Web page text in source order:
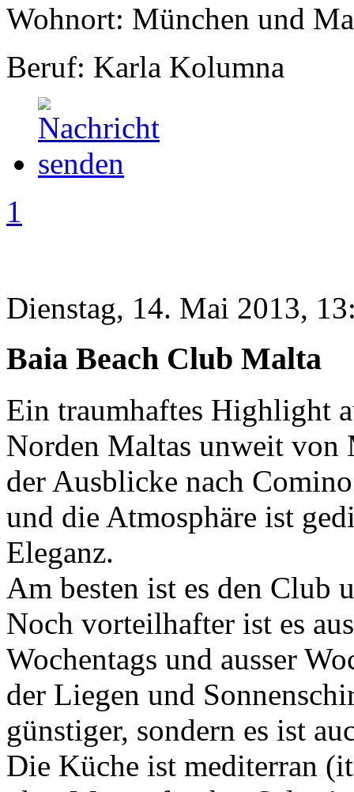
Wohnort: München und
Beruf: Karla Kolumna
1
Dienstag, 14. Mai 2013,
Baia Beach Club Malta
Ein traumhaftes Highlight
Norden Maltas unweit von
der Ausblicke nach
und die Atmosphäre ist
Eleganz.
Am besten ist es den Club
Noch vorteilhafter ist es
Wochentags und ausser
der Liegen und
günstiger, sondern es ist
Die Küche ist mediterran